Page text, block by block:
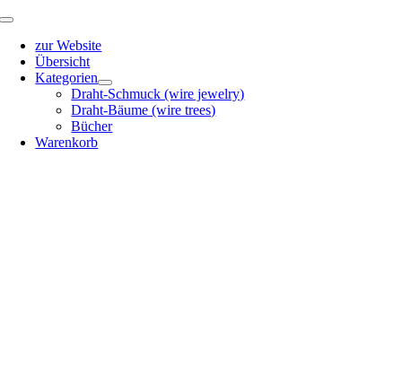
Zum
springen
Toggle
Navigationzur Website
Übersicht
Kategorien
Draht-Schmuck (wire jewelry)
Draht-Bäume (wire trees)
Bücher
Warenkorb